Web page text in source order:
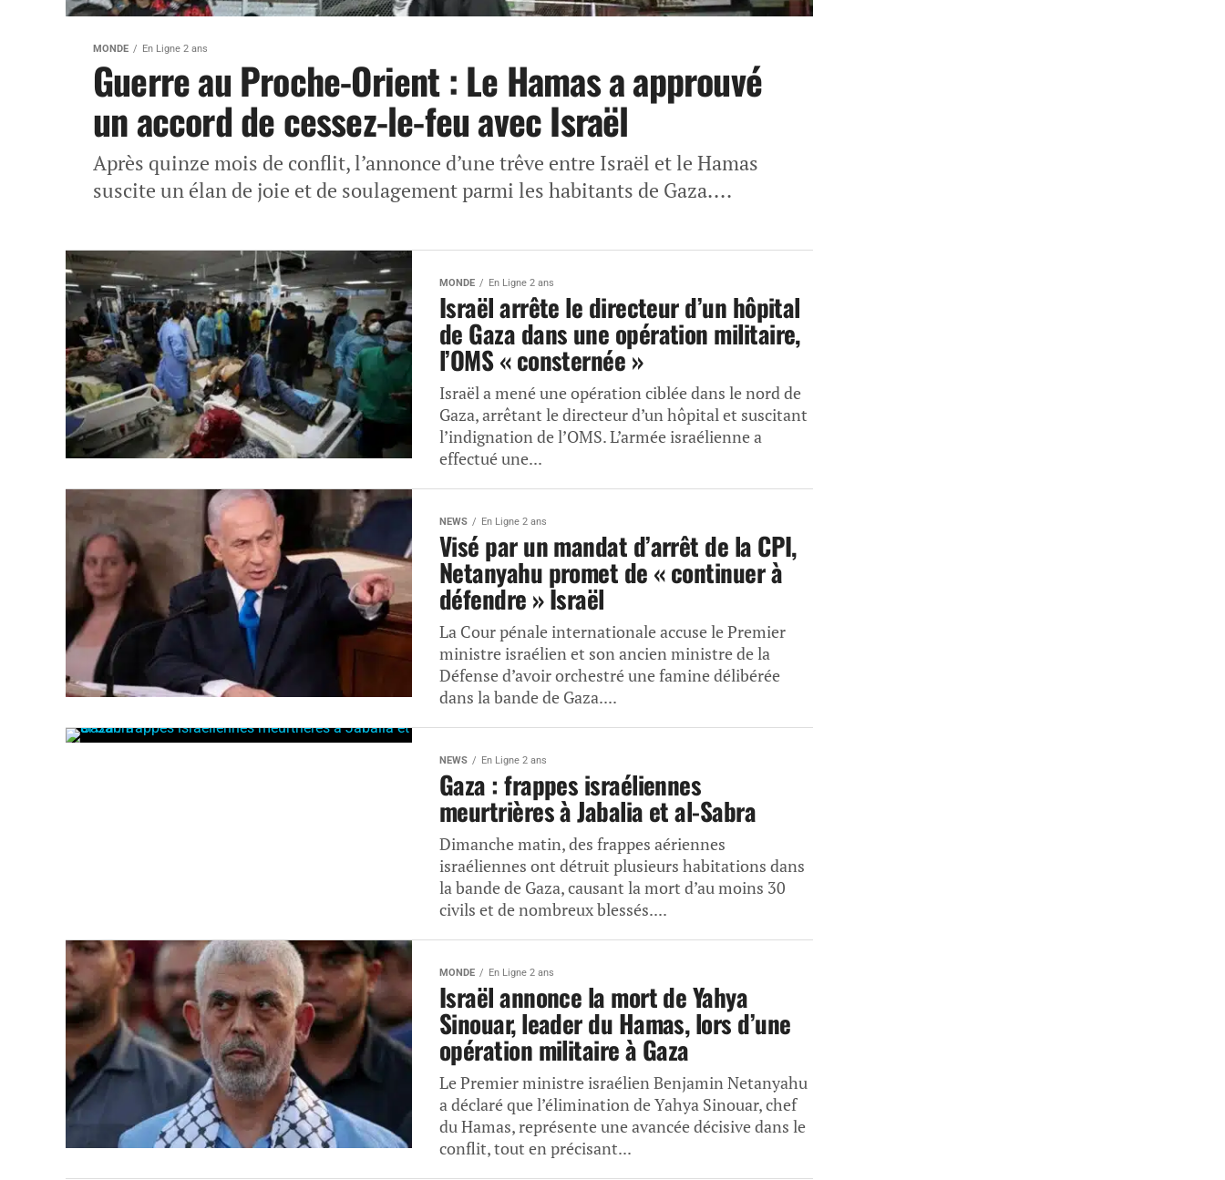
MONDE En Ligne 2 ans
Guerre au Proche-Orient : Le Hamas a approuvé
un accord de cessez-le-feu avec Israël
Après quinze mois de conflit, l’annonce d’une trêve entre Israël et le Hamas
suscite un élan de joie et de soulagement parmi les habitants de Gaza....
MONDE En Ligne 2 ans
Israël arrête le directeur d’un hôpital
de Gaza dans une opération militaire,
l’OMS « consternée »
Israël a mené une opération ciblée dans le nord de
Gaza, arrêtant le directeur d’un hôpital et suscitant
l’indignation de l’OMS. L’armée israélienne a
effectué une...
NEWS En Ligne 2 ans
Visé par un mandat d’arrêt de la CPI,
Netanyahu promet de « continuer à
défendre » Israël
La Cour pénale internationale accuse le Premier
ministre israélien et son ancien ministre de la
Défense d’avoir orchestré une famine délibérée
dans la bande de Gaza....
NEWS En Ligne 2 ans
Gaza : frappes israéliennes
meurtrières à Jabalia et al-Sabra
Dimanche matin, des frappes aériennes
israéliennes ont détruit plusieurs habitations dans
la bande de Gaza, causant la mort d’au moins 30
civils et de nombreux blessés....
MONDE En Ligne 2 ans
Israël annonce la mort de Yahya
Sinouar, leader du Hamas, lors d’une
opération militaire à Gaza
Le Premier ministre israélien Benjamin Netanyahu
a déclaré que l’élimination de Yahya Sinouar, chef
du Hamas, représente une avancée décisive dans le
conflit, tout en précisant...